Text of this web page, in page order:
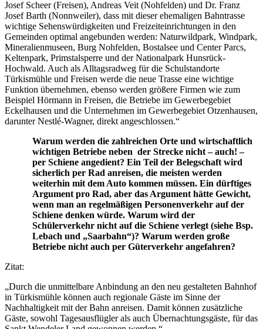
Josef Scheer (Freisen), Andreas Veit (Nohfelden) und Dr. Franz
Josef Barth (Nonnweiler), dass mit dieser ehemaligen Bahntrasse
wichtige Sehenswürdigkeiten und Freizeiteinrichtungen in den
Gemeinden optimal angebunden werden: Naturwildpark, Windpark,
Mineralienmuseen, Burg Nohfelden, Bostalsee und Center Parcs,
Keltenpark, Primstalsperre und der Nationalpark Hunsrück-
Hochwald. Auch als Alltagsradweg für die Schulstandorte
Türkismühle und Freisen werde die neue Trasse eine wichtige
Funktion übernehmen, ebenso werden größere Firmen wie zum
Beispiel Hörmann in Freisen, die Betriebe im Gewerbegebiet
Eckelhausen und die Unternehmen im Gewerbegebiet Otzenhausen,
darunter Nestlé-Wagner, direkt angeschlossen.“
Warum werden die zahlreichen Orte und wirtschaftlich
wichtigen Betriebe neben der Strecke nicht – auch! –
per Schiene angedient? Ein Teil der Belegschaft wird
sicherlich per Rad anreisen, die meisten werden
weiterhin mit dem Auto kommen müssen. Ein dürftiges
Argument pro Rad, aber das Argument hätte Gewicht,
wenn man an regelmäßigen Personenverkehr auf der
Schiene denken würde. Warum wird der
Schülerverkehr nicht auf die Schiene verlegt (siehe Bsp.
Lebach und „Saarbahn“)? Warum werden große
Betriebe nicht auch per Güterverkehr angefahren?
Zitat:
„Durch die unmittelbare Anbindung an den neu gestalteten Bahnhof
in Türkismühle können auch regionale Gäste im Sinne der
Nachhaltigkeit mit der Bahn anreisen. Damit können zusätzliche
Gäste, sowohl Tagesausflügler als auch Übernachtungsgäste, für das